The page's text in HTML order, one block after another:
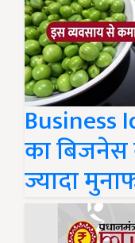
Business
का
ज्यादा